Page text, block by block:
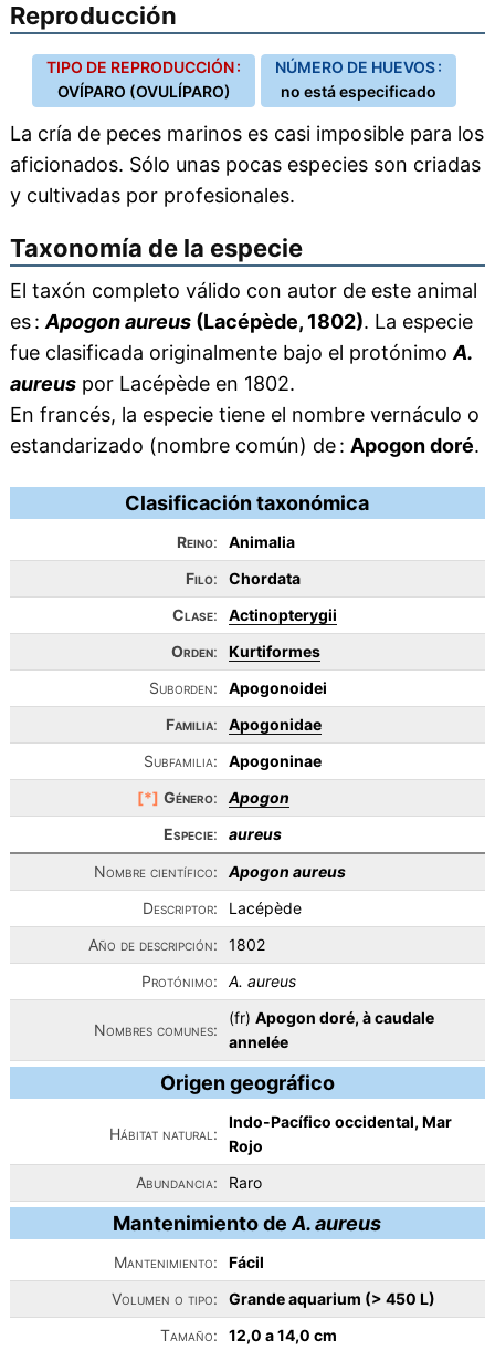
Reproducción
TIPO DE REPRODUCCIÓN :
OVÍPARO (OVULÍPARO)
NÚMERO DE HUEVOS :
no está especificado
La cría de peces marinos es casi imposible para los
aficionados. Sólo unas pocas especies son criadas
y cultivadas por profesionales.
Taxonomía de la especie
El taxón completo válido con autor de este animal
es : Apogon aureus(Lacépède, 1802). La especie
fue clasificada originalmente bajo el protónimo A.
aureuspor Lacépède en 1802.
En francés, la especie tiene el nombre vernáculo o
estandarizado (nombre común) de : Apogon doré.
Clasificación taxonómica
Reino:
Animalia
Filo:
Chordata
Clase:
Actinopterygii
Orden:
Kurtiformes
Suborden:
Apogonoidei
Familia:
Apogonidae
Subfamilia:
Apogoninae
[*] Género:
Apogon
Especie:
aureus
Nombre científico:
Apogon aureus
Descriptor:
Lacépède
Año de descripción:
1802
Protónimo:
A. aureus
Nombres comunes:
(fr) Apogon doré, à caudale
annelée
Origen geográfico
Hábitat natural:
Indo-Pacífico occidental, Mar
Rojo
Abundancia:
Raro
Mantenimiento deA. aureus
Mantenimiento:
Fácil
Volumen o tipo:
Grande aquarium (> 450 L)
Tamaño:
12,0 a 14,0 cm